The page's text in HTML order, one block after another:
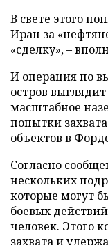
В свете этого
Иран за
«сделку», –
И операция по
остров
масштабное
попытки
объектов в
Согласно
нескольких
которые могут
боевых
человек. Этого
захвата и